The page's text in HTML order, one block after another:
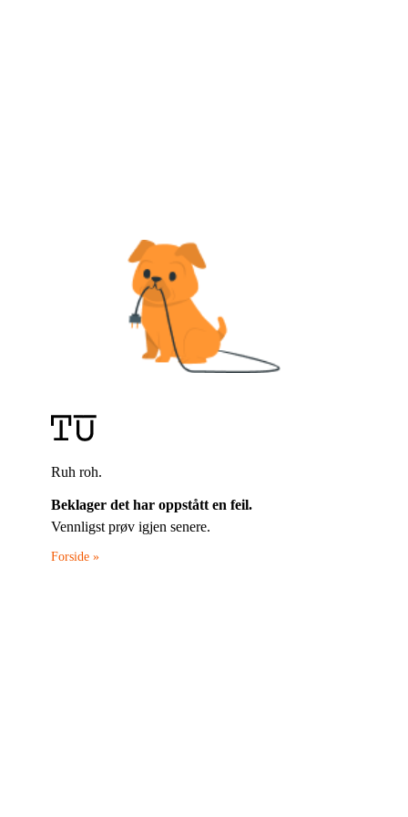
Ruh roh.
Beklager det har oppstått en feil.
Vennligst prøv igjen senere.
Forside »